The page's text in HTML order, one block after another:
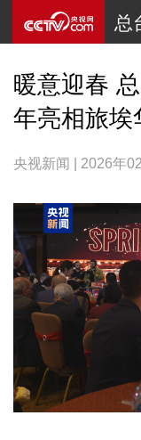
总
暖意迎春
年亮相旅埃
央视新闻 | 2026年